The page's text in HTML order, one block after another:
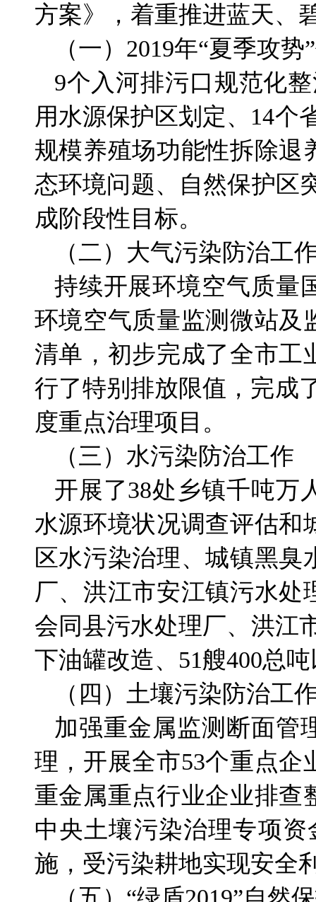
方案》，着重推进蓝天、
（一）2019年“夏季攻
9个入河排污口规范化
用水源保护区划定、14个
规模养殖场功能性拆除退
态环境问题、自然保护区
成阶段性目标。
（二）大气污染防治工
持续开展环境空气质量
环境空气质量监测微站及
清单，初步完成了全市工
行了特别排放限值，完成
度重点治理项目。
（三）水污染防治工作
开展了38处乡镇千吨万
水源环境状况调查评估和
区水污染治理、城镇黑
厂、洪江市安江镇污水处
会同县污水处理厂、洪江
下油罐改造、51艘400总
（四）土壤污染防治工
加强重金属监测断面管
理，开展全市53个重点
重金属重点行业企业排查
中央土壤污染治理专项
施，受污染耕地实现安全